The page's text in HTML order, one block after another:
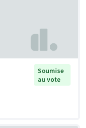
Soumise
au vote